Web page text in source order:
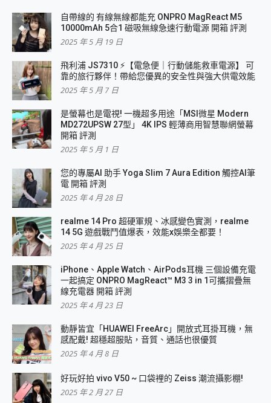
自帶線的 有線無線都能充 ONPRO MagReact M5
10000mAh 5合1 磁吸無線急速行動電源 開箱 評測
2025 年 5 月 19 日
飛利浦 JS7310 ⚡【電急便｜行動儲能救車電源】 可
靠的旅行夥伴！帶給您優異的安全性與強大供電效能
2025 年 5 月 7 日
是螢幕也是電視! 一機超多用途「MSI微星 Modern
MD272UPSW 27型」 4K IPS 輕薄商用智慧聯網螢幕
開箱 評測
2025 年 5 月 1 日
您的專屬AI 助手 Yoga Slim 7 Aura Edition 觸控AI筆
電 開箱 評測
2025 年 4 月 28 日
realme 14 Pro 超硬軍規、冰感變色實測，realme
14 5G 遊戲戰鬥值爆表，效能x娛樂全都要！
2025 年 4 月 25 日
iPhone、Apple Watch、AirPods耳機 三個設備充電
一起搞定 ONPRO MagReact™ M3 3 in 1可攜摺疊無
線充電器 開箱 評測
2025 年 4 月 23 日
動靜皆宜「HUAWEI FreeArc」開放式耳掛耳機，無
感配戴! 超穩超服貼，音質、通話也很優質
2025 年 4 月 8 日
好玩好拍 vivo V50 ~ 口袋裡的 Zeiss 潮流攝影棚!
2025 年 2 月 27 日